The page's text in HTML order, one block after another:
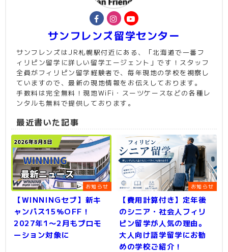
サンフレンズ留学センター
サンフレンズはJR札幌駅付近にある、「北海道で一番フ
ィリピン留学に詳しい留学エージェント」です！スタッフ
全員がフィリピン留学経験者で、毎年現地の学校を視察し
ていますので、最新の現地情報をお伝えしております。
手数料は完全無料！現地WiFi・スーツケースなどの各種レ
ンタルも無料で提供しております。
最近書いた記事
お知らせ
【WINNINGセブ】新キ
ャンパス15％OFF！
2027年1〜2月もプロモ
ーション対象に
お知らせ
【費用計算付き】定年後
のシニア・社会人フィリ
ピン留学が人気の理由。
大人向け語学留学にお勧
めの学校ご紹介！